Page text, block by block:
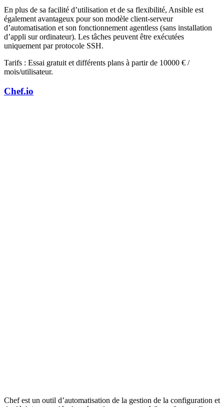
En plus de sa facilité d’utilisation et de sa flexibilité, Ansible est
également avantageux pour son modèle client-serveur
d’automatisation et son fonctionnement agentless (sans installation
d’appli sur ordinateur). Les tâches peuvent être exécutées
uniquement par protocole SSH.
Tarifs : Essai gratuit et différents plans à partir de 10000 € /
mois/utilisateur.
Chef.io
Chef est un outil d’automatisation de la gestion de la configuration et